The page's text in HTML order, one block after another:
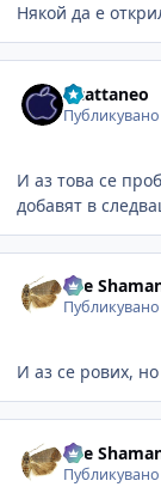
Някой да е
Hcattaneo
И аз това се
добавят в
The
И аз се рових,
The